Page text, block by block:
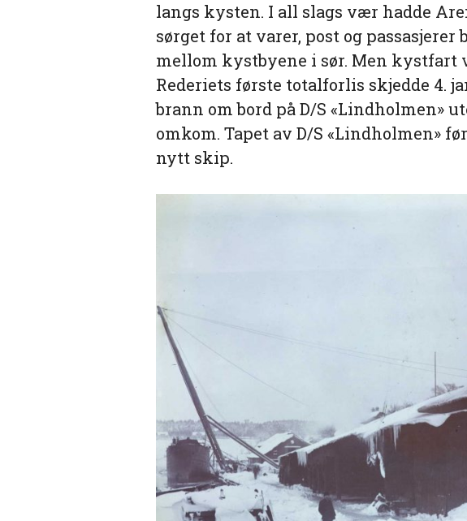
langs kysten. I all slags vær hadde
sørget for at varer, post og
mellom kystbyene i sør. Men
Rederiets første totalforlis skjedde 4.
brann om bord på D/S «Lindholmen»
omkom. Tapet av D/S «Lindholmen»
nytt skip.